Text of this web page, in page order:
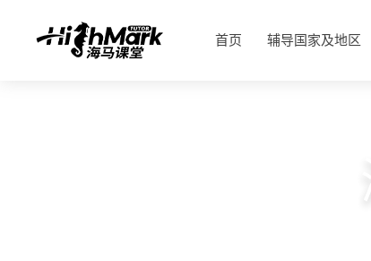
首页 辅导国家及地区